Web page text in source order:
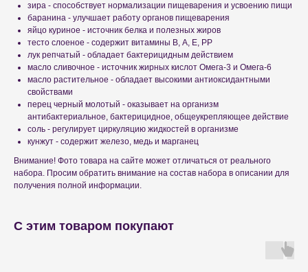
зира - способствует нормализации пищеварения и усвоению пищи
баранина - улучшает работу органов пищеварения
яйцо куриное - источник белка и полезных жиров
тесто слоеное - содержит витамины В, А, Е, РР
лук репчатый - обладает бактерицидным действием
масло сливочное - источник жирных кислот Омега-3 и Омега-6
масло растительное - обладает высокими антиоксидантными
свойствами
перец черный молотый - оказывает на организм
антибактериальное, бактерицидное, общеукрепляющее действие
соль - регулирует циркуляцию жидкостей в организме
кунжут - содержит железо, медь и марганец
Внимание! Фото товара на сайте может отличаться от реального
набора. Просим обратить внимание на состав набора в описании для
получения полной информации.
С этим товаром покупают